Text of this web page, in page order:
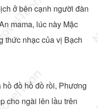
ở bên cạnh người đàn
mama, lúc này Mặc
thức nhạc của vị Bạch
đồ hồ đồ rồi, Phương
cho ngài lên lầu trên